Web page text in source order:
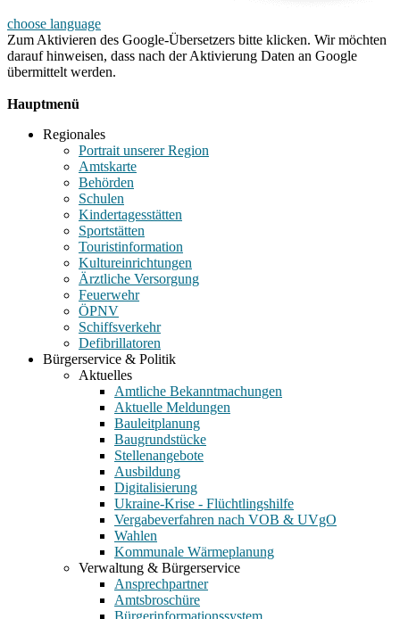
choose language
Zum Aktivieren des Google-Übersetzers bitte klicken. Wir möchten
darauf hinweisen, dass nach der Aktivierung Daten an Google
übermittelt werden.
Hauptmenü
Regionales
Portrait unserer Region
Amtskarte
Behörden
Schulen
Kindertagesstätten
Sportstätten
Touristinformation
Kultureinrichtungen
Ärztliche Versorgung
Feuerwehr
ÖPNV
Schiffsverkehr
Defibrillatoren
Bürgerservice & Politik
Aktuelles
Amtliche Bekanntmachungen
Aktuelle Meldungen
Bauleitplanung
Baugrundstücke
Stellenangebote
Ausbildung
Digitalisierung
Ukraine-Krise - Flüchtlingshilfe
Vergabeverfahren nach VOB & UVgO
Wahlen
Kommunale Wärmeplanung
Verwaltung & Bürgerservice
Ansprechpartner
Amtsbroschüre